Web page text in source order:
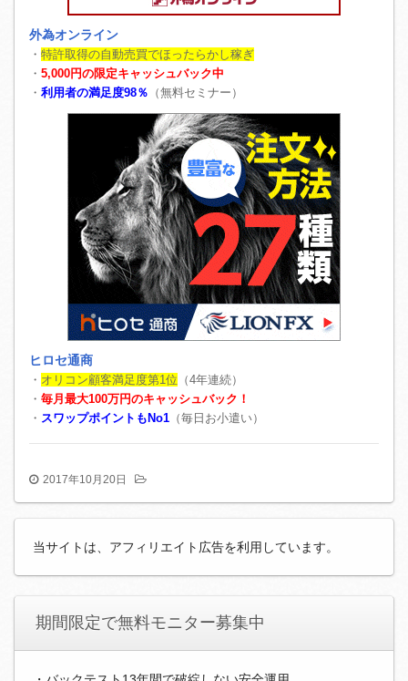
外為オンライン
・ 特許取得の自動売買でほったらかし稼ぎ
・ 5,000円の限定キャッシュバック中
・ 利用者の満足度98％ （無料セミナー）
ヒロセ通商
・ オリコン顧客満足度第1位 （4年連続）
・ 毎月最大100万円のキャッシュバック！
・ スワップポイントもNo1 （毎日お小遣い）
2017年10月20日
当サイトは、アフィリエイト広告を利用しています。
期間限定で無料モニター募集中